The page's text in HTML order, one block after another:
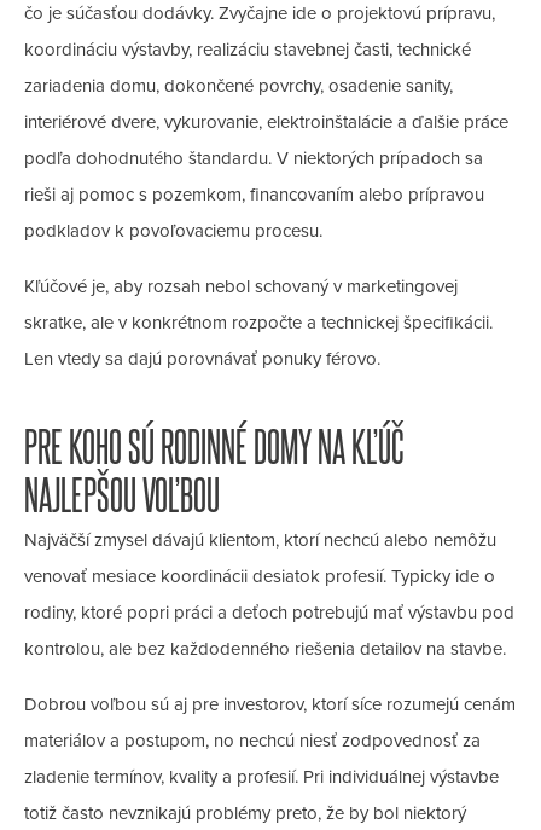
čo je súčasťou dodávky. Zvyčajne ide o projektovú prípravu,
koordináciu výstavby, realizáciu stavebnej časti, technické
zariadenia domu, dokončené povrchy, osadenie sanity,
interiérové dvere, vykurovanie, elektroinštalácie a ďalšie práce
podľa dohodnutého štandardu. V niektorých prípadoch sa
rieši aj pomoc s pozemkom, financovaním alebo prípravou
podkladov k povoľovaciemu procesu.
Kľúčové je, aby rozsah nebol schovaný v marketingovej
skratke, ale v konkrétnom rozpočte a technickej špecifikácii.
Len vtedy sa dajú porovnávať ponuky férovo.
PRE KOHO SÚ RODINNÉ DOMY NA KĽÚČ
NAJLEPŠOU VOĽBOU
Najväčší zmysel dávajú klientom, ktorí nechcú alebo nemôžu
venovať mesiace koordinácii desiatok profesií. Typicky ide o
rodiny, ktoré popri práci a deťoch potrebujú mať výstavbu pod
kontrolou, ale bez každodenného riešenia detailov na stavbe.
Dobrou voľbou sú aj pre investorov, ktorí síce rozumejú cenám
materiálov a postupom, no nechcú niesť zodpovednosť za
zladenie termínov, kvality a profesií. Pri individuálnej výstavbe
totiž často nevznikajú problémy preto, že by bol niektorý